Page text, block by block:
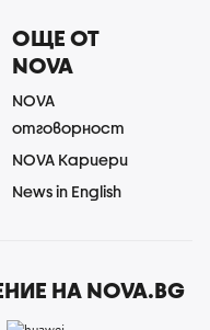
ОЩЕ ОТ
NOVA
NOVA
отговорност
NOVA Кариери
News in English
НА NOVA.BG